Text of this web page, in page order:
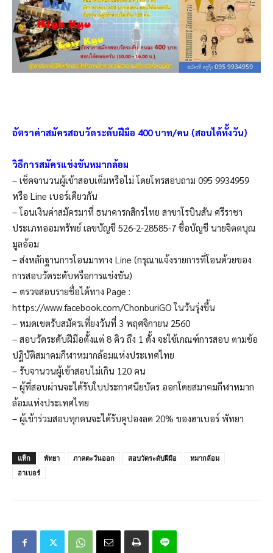
อัตราค่าสมัครสอบวัดระดับฝีมือ 400 บาท/คน (สอบได้ทั้งวัน)
วิธีการสมัครแข่งขันหมากล้อม
– เช็คจานวนผู้เข้าสอบเต็มหรือไม่ โดยโทรสอบถาม 095 9934959
หรือ Line เบอร์เดียวกัน
– โอนเงินค่าสมัครมาที่ ธนาคารกสิกรไทย สาขาโรบินสัน ศรีราชา
ประเภทออมทรัพย์ เลขบัญชี 526-2-28585-7 ชื่อบัญชี นายจิตตบุณ
มูลอ้อม
– ส่งหลักฐานการโอนมาทาง Line (กรุณาแจ้งรายการที่โอนด้วยของ
การสอบวัดระดับหรือการแข่งขัน)
– ตรวจสอบรายชื่อได้ทาง Page :
https://www.facebook.com/ChonburiGO ในวันรุ่งขึ้น
– หมดเขตรับสมัครเที่ยงวันที่ 3 พฤศจิกายน 2560
– สอบวัดระดับฝีมือตั้งแต่ 8 คิว ถึง 1 ดั้ง จะใช้เกณฑ์การสอบ ตามข้อ
ปฏิบัติสมาคมกีฬาหมากล้อมแห่งประเทศไทย
– รับจานวนผู้เข้าสอบไม่เกิน 120 คน
– ผู้ที่สอบผ่านจะได้รับใบประกาศนียบัตร ออกโดยสมาคมกีฬาหมาก
ล้อมแห่งประเทศไทย
– ผู้เข้าร่วมสอบทุกคนจะได้รับคูปองลด 20% ของฮาเบอร์ พัทยา
แท็ก พัทยา ภาคตะวันออก สอบวัดระดับฝีมือ
หมากล้อม
ฮาเบอร์